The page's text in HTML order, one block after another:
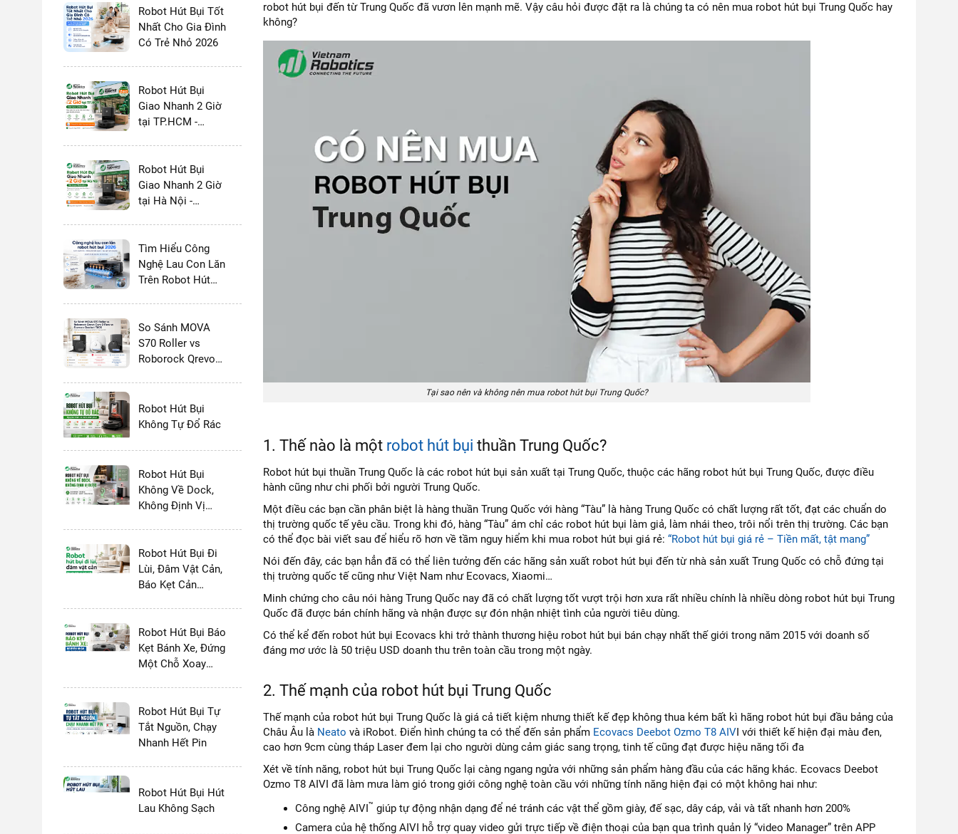
Robot Hút Bụi Tốt
Nhất Cho Gia Đình
Có Trẻ Nhỏ 2026
Robot Hút Bụi
Giao Nhanh 2 Giờ
tại TP.HCM -
Robot Hút Bụi
Giao Nhanh 2 Giờ
tại Hà Nội -
Tìm Hiểu Công
Nghệ Lau Con Lăn
Trên Robot Hút
Hơn Giẻ Xoay
Không?
So Sánh MOVA
S70 Roller vs
Roborock Qrevo
T80S - 2026
Robot Hút Bụi
Không Tự Đổ Rác
Robot Hút Bụi
Không Về Dock,
Không Định Vị
Robot Hút Bụi Đi
Lùi, Đâm Vật Cản,
Báo Kẹt Cản
Robot Hút Bụi Báo
Kẹt Bánh Xe, Đứng
Một Chỗ Xoay
Robot Hút Bụi Tự
Tắt Nguồn, Chạy
Nhanh Hết Pin
Robot Hút Bụi Hút
Lau Không Sạch
robot hút bụi đến từ Trung Quốc đã vươn lên mạnh mẽ. Vậy câu hỏi được đặt ra là chúng ta có nên mua robot hút bụi Trung Quốc hay
không?
Tại sao nên và không nên mua robot hút bụi Trung Quốc?
1. Thế nào là một robot hút bụi thuần Trung Quốc?
Robot hút bụi thuần Trung Quốc là các robot hút bụi sản xuất tại Trung Quốc, thuộc các hãng robot hút bụi Trung Quốc, được điều
hành cũng như chi phối bởi người Trung Quốc.
Một điều các bạn cần phân biệt là hàng thuần Trung Quốc với hàng “Tàu” là hàng Trung Quốc có chất lượng rất tốt, đạt các chuẩn do
thị trường quốc tế yêu cầu. Trong khi đó, hàng “Tàu” ám chỉ các robot hút bụi làm giả, làm nhái theo, trôi nổi trên thị trường. Các bạn
có thể đọc bài viết sau để hiểu rõ hơn về tầm nguy hiểm khi mua robot hút bụi giá rẻ: “Robot hút bụi giá rẻ – Tiền mất, tật mang”
Nói đến đây, các bạn hẳn đã có thể liên tưởng đến các hãng sản xuất robot hút bụi đến từ nhà sản xuất Trung Quốc có chỗ đứng tại
thị trường quốc tế cũng như Việt Nam như Ecovacs, Xiaomi…
Minh chứng cho câu nói hàng Trung Quốc nay đã có chất lượng tốt vượt trội hơn xưa rất nhiều chính là nhiều dòng robot hút bụi Trung
Quốc đã được bán chính hãng và nhận được sự đón nhận nhiệt tình của người tiêu dùng.
Có thể kể đến robot hút bụi Ecovacs khi trở thành thương hiệu robot hút bụi bán chạy nhất thế giới trong năm 2015 với doanh số
đáng mơ ước là 50 triệu USD doanh thu trên toàn cầu trong một ngày.
2. Thế mạnh của robot hút bụi Trung Quốc
Thế mạnh của robot hút bụi Trung Quốc là giá cả tiết kiệm nhưng thiết kế đẹp không thua kém bất kì hãng robot hút bụi đầu bảng của
Châu Âu là Neato và iRobot. Điển hình chúng ta có thể đến sản phẩm Ecovacs Deebot Ozmo T8 AIVI với thiết kế hiện đại màu đen,
cao hơn 9cm cùng tháp Laser đem lại cho người dùng cảm giác sang trọng, tinh tế cũng đạt được hiệu năng tối đa
Xét về tính năng, robot hút bụi Trung Quốc lại càng ngang ngửa với những sản phẩm hàng đầu của các hãng khác. Ecovacs Deebot
Ozmo T8 AIVI đã làm mưa làm gió trong giới công nghệ toàn cầu với những tính năng hiện đại có một không hai như:
Công nghệ AIVI™ giúp tự động nhận dạng để né tránh các vật thể gồm giày, đế sạc, dây cáp, vải và tất nhanh hơn 200%
Camera của hệ thống AIVI hỗ trợ quay video gửi trực tiếp về điện thoại của bạn qua trình quản lý “video Manager” trên APP